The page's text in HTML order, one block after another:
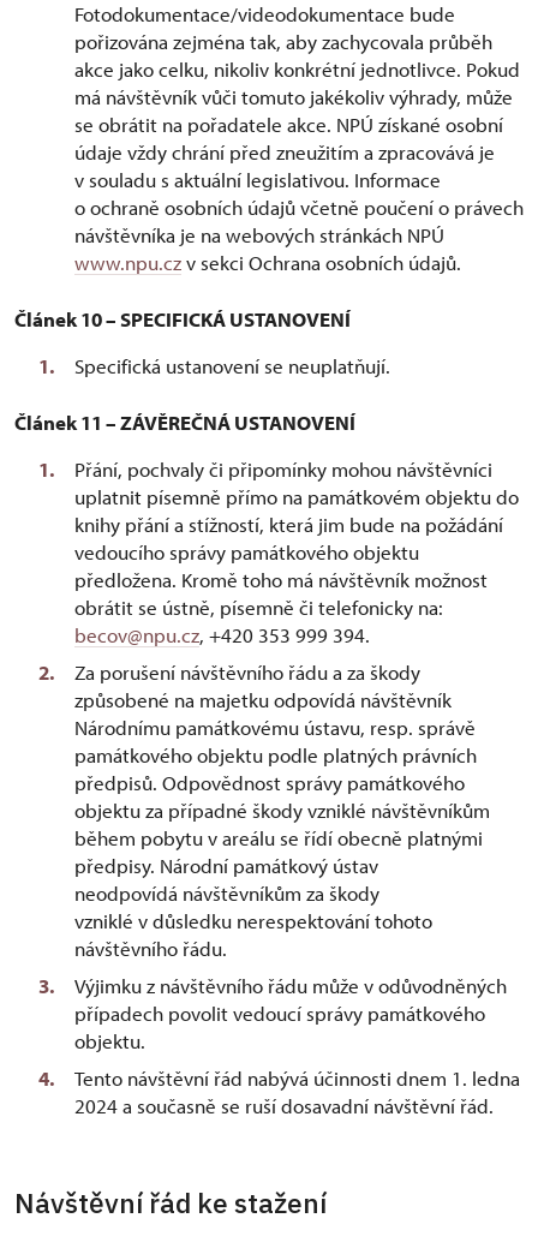
Fotodokumentace/videodokumentace bude
pořizována zejména tak, aby zachycovala průběh
akce jako celku, nikoliv konkrétní jednotlivce. Pokud
má návštěvník vůči tomuto jakékoliv výhrady, může
se obrátit na pořadatele akce. NPÚ získané osobní
údaje vždy chrání před zneužitím a zpracovává je
v souladu s aktuální legislativou. Informace
o ochraně osobních údajů včetně poučení o právech
návštěvníka je na webových stránkách NPÚ
www.npu.czv sekci Ochrana osobních údajů.
Článek 10 – SPECIFICKÁ USTANOVENÍ
Specifická ustanovení se neuplatňují.
Článek 11 – ZÁVĚREČNÁ USTANOVENÍ
Přání, pochvaly či připomínky mohou návštěvníci
uplatnit písemně přímo na památkovém objektu do
knihy přání a stížností, která jim bude na požádání
vedoucího správy památkového objektu
předložena. Kromě toho má návštěvník možnost
obrátit se ústně, písemně či telefonicky na:
becov@npu.cz, +420 353 999 394.
Za porušení návštěvního řádu a za škody
způsobené na majetku odpovídá návštěvník
Národnímu památkovému ústavu, resp. správě
památkového objektu podle platných právních
předpisů. Odpovědnost správy památkového
objektu za případné škody vzniklé návštěvníkům
během pobytu v areálu se řídí obecně platnými
předpisy. Národní památkový ústav
neodpovídá návštěvníkům za škody
vzniklé v důsledku nerespektování tohoto
návštěvního řádu.
Výjimku z návštěvního řádu může v odůvodněných
případech povolit vedoucí správy památkového
objektu.
Tento návštěvní řád nabývá účinnosti dnem 1. ledna
2024 a současně se ruší dosavadní návštěvní řád.
Návštěvní řád ke stažení